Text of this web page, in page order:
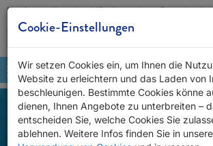
Karriere Kontakt Händlersuche Downloads
Cookie-Einstellungen
Wir setzen Cookies ein, um Ihnen die
Website zu erleichtern und das Laden von
beschleunigen. Bestimmte Cookies könne
dienen, Ihnen Angebote zu unterbreiten –
entscheiden Sie, welche Cookies Sie
ablehnen. Weitere Infos finden Sie in